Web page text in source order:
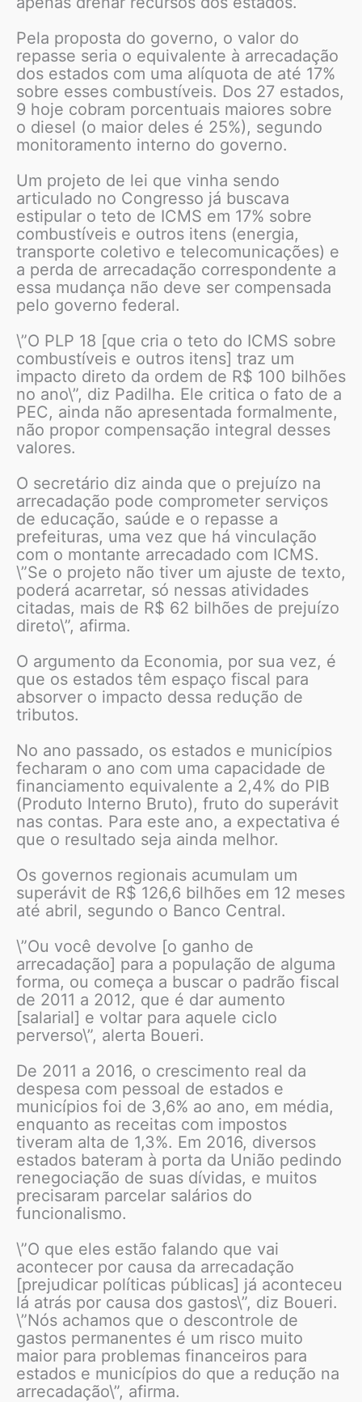
Pela proposta do governo, o valor do
repasse seria o equivalente à arrecadação
dos estados com uma alíquota de até 17%
sobre esses combustíveis. Dos 27 estados,
9 hoje cobram porcentuais maiores sobre
o diesel (o maior deles é 25%), segundo
monitoramento interno do governo.
Um projeto de lei que vinha sendo
articulado no Congresso já buscava
estipular o teto de ICMS em 17% sobre
combustíveis e outros itens (energia,
transporte coletivo e telecomunicações) e
a perda de arrecadação correspondente a
essa mudança não deve ser compensada
pelo governo federal.
\”O PLP 18 [que cria o teto do ICMS sobre
combustíveis e outros itens] traz um
impacto direto da ordem de R$ 100 bilhões
no ano\”, diz Padilha. Ele critica o fato de a
PEC, ainda não apresentada formalmente,
não propor compensação integral desses
valores.
O secretário diz ainda que o prejuízo na
arrecadação pode comprometer serviços
de educação, saúde e o repasse a
prefeituras, uma vez que há vinculação
com o montante arrecadado com ICMS.
\”Se o projeto não tiver um ajuste de texto,
poderá acarretar, só nessas atividades
citadas, mais de R$ 62 bilhões de prejuízo
direto\”, afirma.
O argumento da Economia, por sua vez, é
que os estados têm espaço fiscal para
absorver o impacto dessa redução de
tributos.
No ano passado, os estados e municípios
fecharam o ano com uma capacidade de
financiamento equivalente a 2,4% do PIB
(Produto Interno Bruto), fruto do superávit
nas contas. Para este ano, a expectativa é
que o resultado seja ainda melhor.
Os governos regionais acumulam um
superávit de R$ 126,6 bilhões em 12 meses
até abril, segundo o Banco Central.
\”Ou você devolve [o ganho de
arrecadação] para a população de alguma
forma, ou começa a buscar o padrão fiscal
de 2011 a 2012, que é dar aumento
[salarial] e voltar para aquele ciclo
perverso\”, alerta Boueri.
De 2011 a 2016, o crescimento real da
despesa com pessoal de estados e
municípios foi de 3,6% ao ano, em média,
enquanto as receitas com impostos
tiveram alta de 1,3%. Em 2016, diversos
estados bateram à porta da União pedindo
renegociação de suas dívidas, e muitos
precisaram parcelar salários do
funcionalismo.
\”O que eles estão falando que vai
acontecer por causa da arrecadação
[prejudicar políticas públicas] já aconteceu
lá atrás por causa dos gastos\”, diz Boueri.
\”Nós achamos que o descontrole de
gastos permanentes é um risco muito
maior para problemas financeiros para
estados e municípios do que a redução na
arrecadação\”, afirma.